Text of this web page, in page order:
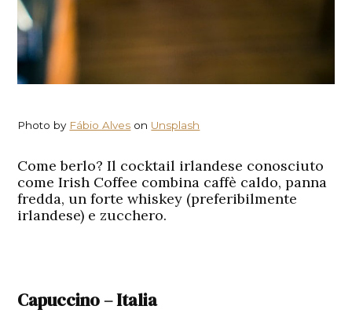
Photo by Fábio Alves on Unsplash
Come berlo? Il cocktail irlandese conosciuto
come Irish Coffee combina caffè caldo, panna
fredda, un forte whiskey (preferibilmente
irlandese) e zucchero.
Capuccino – Italia